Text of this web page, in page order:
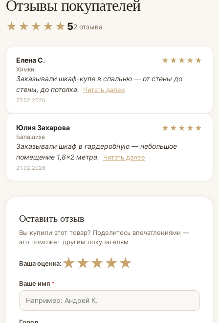
Отзывы покупателей
★★★★★ 52 отзыва
Елена С.
Химки
★★★★★
Заказывали шкаф-купе в спальню — от стены до
стены, до потолка.
Читать далее
27.02.2026
Юлия Захарова
Балашиха
★★★★★
Заказывали шкаф в гардеробную — небольшое
помещение 1,8×2 метра.
Читать далее
21.02.2026
Оставить отзыв
Вы купили этот товар? Поделитесь впечатлениями —
это поможет другим покупателям
Ваша оценка: ★
★
★
★
★
Ваше имя *